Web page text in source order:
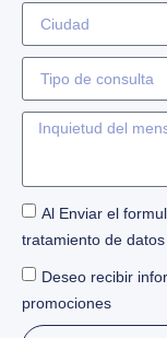
Al Enviar el
tratamiento de
Deseo recibir
promociones